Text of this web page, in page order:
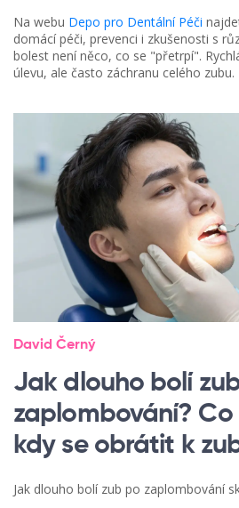
Na webu Depo pro Dentální Péči
domácí péči, prevenci i zkušenosti s
bolest není něco, co se "přetrpí".
úlevu, ale často záchranu celého zubu.
David Černý
Jak dlouho bolí
zaplombování?
kdy se obrátit k
Jak dlouho bolí zub po zaplombování